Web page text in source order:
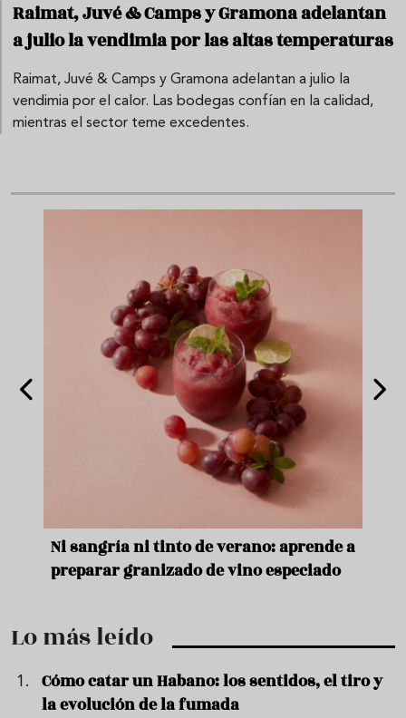
Raimat, Juvé & Camps y Gramona adelantan
a julio la vendimia por las altas temperaturas
Raimat, Juvé & Camps y Gramona adelantan a julio la
vendimia por el calor. Las bodegas confían en la calidad,
mientras el sector teme excedentes.
Ni sangría ni tinto de verano: aprende a
preparar granizado de vino especiado
Lo más leído
Cómo catar un Habano: los sentidos, el tiro y
la evolución de la fumada